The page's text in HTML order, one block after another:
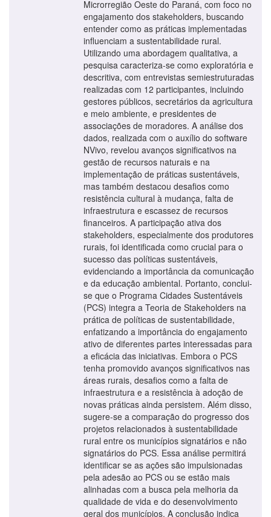
Microrregião Oeste do Paraná, com foco no
engajamento dos stakeholders, buscando
entender como as práticas implementadas
influenciam a sustentabilidade rural.
Utilizando uma abordagem qualitativa, a
pesquisa caracteriza-se como exploratória e
descritiva, com entrevistas semiestruturadas
realizadas com 12 participantes, incluindo
gestores públicos, secretários da agricultura
e meio ambiente, e presidentes de
associações de moradores. A análise dos
dados, realizada com o auxílio do software
NVivo, revelou avanços significativos na
gestão de recursos naturais e na
implementação de práticas sustentáveis,
mas também destacou desafios como
resistência cultural à mudança, falta de
infraestrutura e escassez de recursos
financeiros. A participação ativa dos
stakeholders, especialmente dos produtores
rurais, foi identificada como crucial para o
sucesso das políticas sustentáveis,
evidenciando a importância da comunicação
e da educação ambiental. Portanto, conclui-
se que o Programa Cidades Sustentáveis
(PCS) integra a Teoria de Stakeholders na
prática de políticas de sustentabilidade,
enfatizando a importância do engajamento
ativo de diferentes partes interessadas para
a eficácia das iniciativas. Embora o PCS
tenha promovido avanços significativos nas
áreas rurais, desafios como a falta de
infraestrutura e a resistência à adoção de
novas práticas ainda persistem. Além disso,
sugere-se a comparação do progresso dos
projetos relacionados à sustentabilidade
rural entre os municípios signatários e não
signatários do PCS. Essa análise permitirá
identificar se as ações são impulsionadas
pela adesão ao PCS ou se estão mais
alinhadas com a busca pela melhoria da
qualidade de vida e do desenvolvimento
geral dos municípios. A conclusão indica